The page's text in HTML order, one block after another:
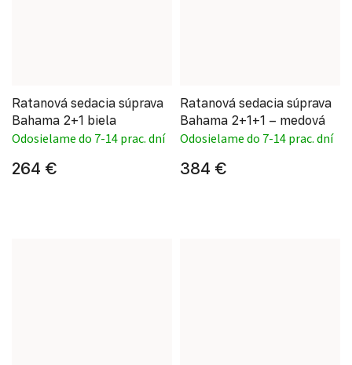
Ratanová sedacia súprava
Bahama 2+1 biela
Odosielame do 7-14 prac. dní
264 €
Ratanová sedacia súprava
Bahama 2+1+1 – medová
Odosielame do 7-14 prac. dní
384 €